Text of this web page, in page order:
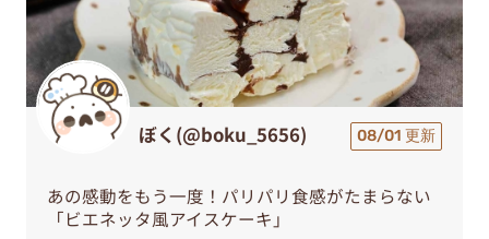
ぼく(@boku_5656) 08/01 更新
あの感動をもう一度！パリパリ食感がたまらない
「ビエネッタ風アイスケーキ」